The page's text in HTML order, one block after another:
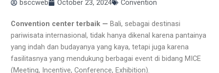
bsccweb October 23, 2024 Convention
Convention center terbaik — Bali, sebagai destinasi
pariwisata internasional, tidak hanya dikenal karena pantainya
yang indah dan budayanya yang kaya, tetapi juga karena
fasilitasnya yang mendukung berbagai event di bidang MICE
(Meeting, Incentive, Conference, Exhibition).